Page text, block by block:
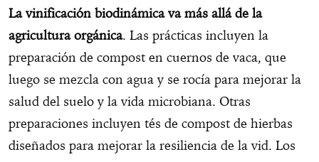
La vinificación biodinámica va más allá de la
agricultura orgánica. Las prácticas incluyen la
preparación de compost en cuernos de vaca, que
luego se mezcla con agua y se rocía para mejorar la
salud del suelo y la vida microbiana. Otras
preparaciones incluyen tés de compost de hierbas
diseñados para mejorar la resiliencia de la vid. Los